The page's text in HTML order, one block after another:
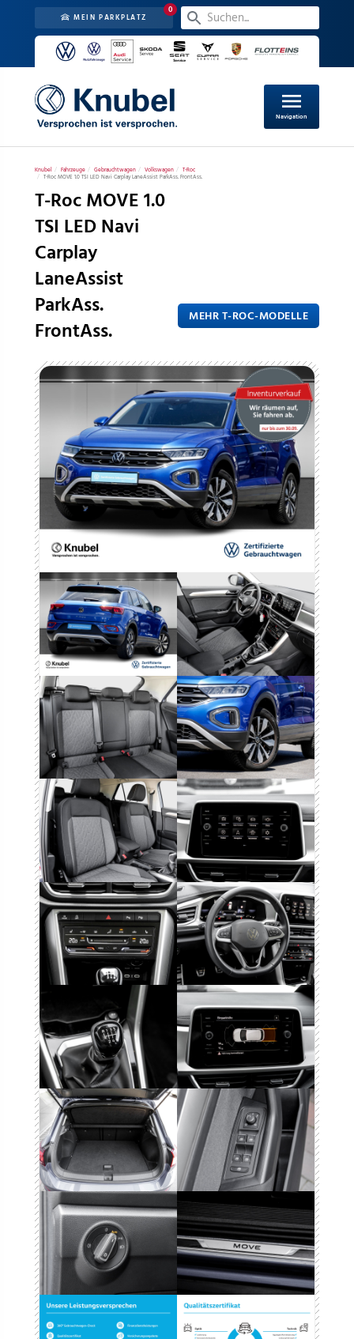
MEIN PARKPLATZ
0
menu
Navigation
Knubel Fahrzeuge Gebrauchtwagen Volkswagen
T-Roc
T-Roc MOVE 1.0 TSI LED Navi Carplay LaneAssist ParkAss. FrontAss.
T-Roc MOVE 1.0
TSI LED Navi
Carplay
LaneAssist
ParkAss.
FrontAss.
MEHR T-ROC-MODELLE